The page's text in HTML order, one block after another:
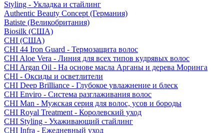
Styling - Укладка и стайлинг
Authentic Beauty Concept (Германия)
Batiste (Великобритания)
Biosilk (США)
CHI (США)
CHI 44 Iron Guard - Термозащита волос
CHI Aloe Vera - Линия для всех типов кудрявых волос
CHI Argan Oil - На основе масла Арганы и дерева Моринга
CHI - Оксиды и осветлители
CHI Deep Brilliance - Глубокое увлажнение и блеск
CHI Enviro - Система разглаживания волос
CHI Man - Мужская серия для волос, усов и бороды
CHI Royal Treatment - Королевский уход
CHI Styling - Ухаживающий стайлинг
CHI Infra - Ежедневный уход